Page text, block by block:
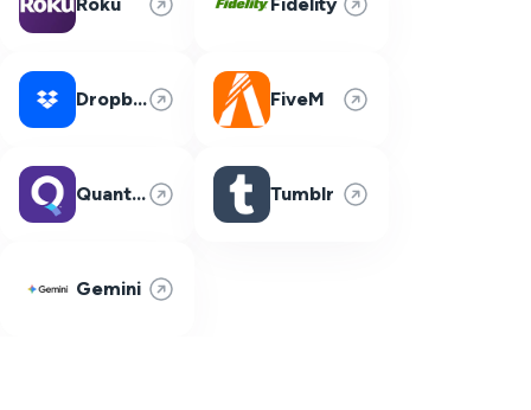
Dropbox FiveM
Quantum Fiber Tumblr
Gemini